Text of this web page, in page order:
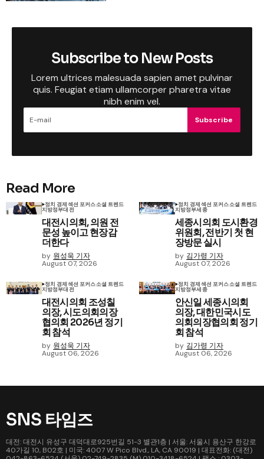
Subscribe to New Posts
Lorem ultrices malesuada sapien amet pulvinar
quis. Feugiat etiam ullamcorper pharetra vitae
nibh enim vel.
Subscribe
Read More
정치 경제 섹션 포커스소셜 트렌드
지방정부대전
대전시의회, 의원 전
문성 높이고 현장감
더한다
by 원성욱 기자
August 07, 2026
정치 경제 섹션 포커스소셜 트렌드
지방정부세종
세종시의회 도시환경
위원회, 전반기 첫 현
장방문 실시
by 김가령 기자
August 07, 2026
정치 경제 섹션 포커스소셜 트렌드
지방정부대전
대전시의회 조성칠
의장, 시도의회의장
협의회 2026년 정기
회 참석
by 원성욱 기자
August 06, 2026
정치 경제 섹션 포커스소셜 트렌드
지방정부세종
안신일 세종시의회
의장, 대한민국시도
의회의장협의회 정기
회 참석
by 김가령 기자
August 06, 2026
SNS 타임즈
대전: 대전시 유성구 대덕대로925번길 51-3 별관1층 | 서울: 서울시 용산구 한강로
40가길 10, B02호 | 미국: 4007 W Pico Blvd., LA, CA 90019 | 대표전화: (대전)